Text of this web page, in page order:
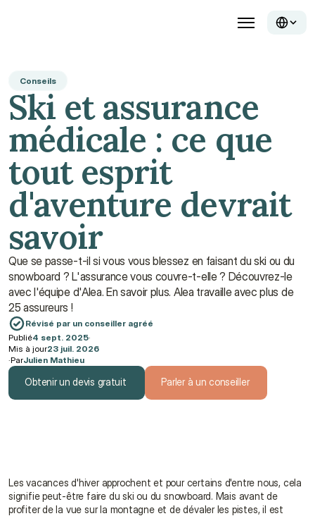
Conseils
Ski et assurance
médicale : ce que
tout esprit
d'aventure devrait
savoir
Que se passe-t-il si vous vous blessez en faisant du ski ou du
snowboard ? L'assurance vous couvre-t-elle ? Découvrez-le
avec l'équipe d'Alea. En savoir plus. Alea travaille avec plus de
25 assureurs !
Révisé par un conseiller agréé
Publié4 sept. 2025·
Mis à jour23 juil. 2026
·ParJulien Mathieu
Obtenir un devis gratuit Parler à un conseiller
Les vacances d'hiver approchent et pour certains d'entre nous, cela
signifie peut-être faire du ski ou du snowboard. Mais avant de
profiter de la vue sur la montagne et de dévaler les pistes, il est